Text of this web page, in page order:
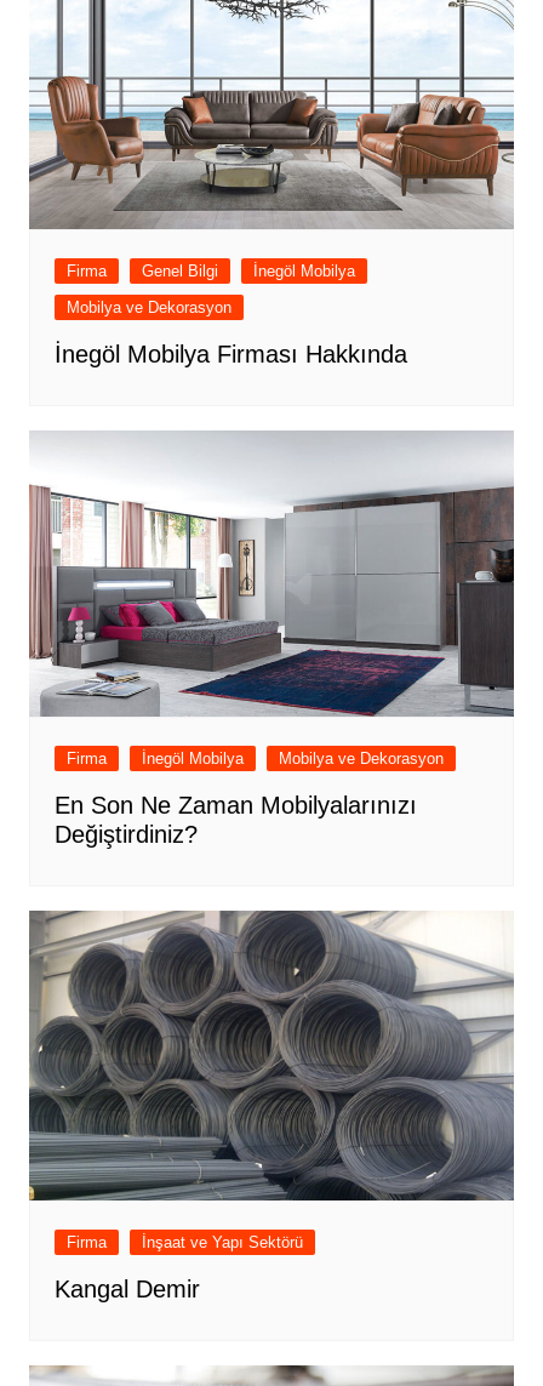
Firma Genel Bilgi
İnegöl Mobilya
Mobilya ve Dekorasyon
İnegöl Mobilya Firması Hakkında
Firma İnegöl Mobilya Mobilya ve Dekorasyon
En Son Ne Zaman Mobilyalarınızı
Değiştirdiniz?
Firma İnşaat ve Yapı Sektörü
Kangal Demir